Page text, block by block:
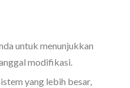
untuk menunjukkan
modifikasi.
yang lebih besar,